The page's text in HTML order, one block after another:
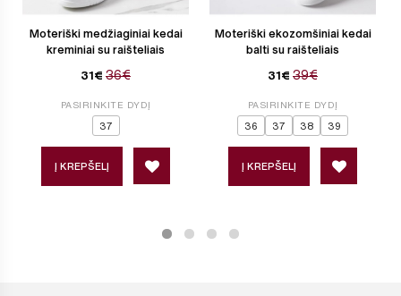
Moteriški medžiaginiai kedai
kreminiai su raišteliais
31€ 36€
PASIRINKITE DYDĮ
37
Į KREPŠELĮ
Moteriški ekozomšiniai kedai
balti su raišteliais
31€ 39€
PASIRINKITE DYDĮ
36 37 38 39
Į KREPŠELĮ